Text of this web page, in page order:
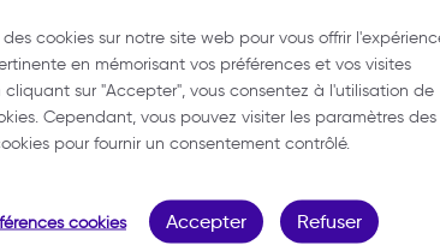
PARLÉES
Italien
des cookies sur notre site web pour vous offrir
en mémorisant vos préférences et vos visites
cliquant sur "Accepter", vous consentez à l'utilisation de
Cependant, vous pouvez visiter les paramètres des
pour fournir un consentement contrôlé.
cookies Accepter Refuser